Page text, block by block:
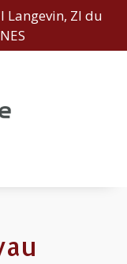
Langevin, ZI du